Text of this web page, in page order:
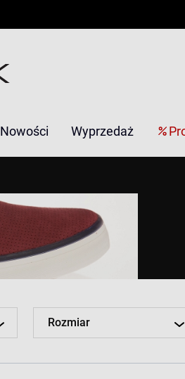
Nowości Wyprzedaż
Rozmiar